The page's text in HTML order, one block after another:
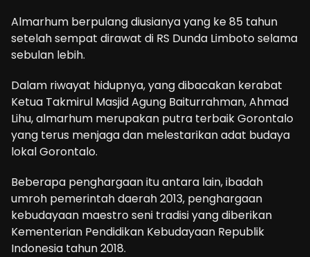
Almarhum berpulang diusianya yang ke 85 tahun
setelah sempat dirawat di RS Dunda Limboto selama
sebulan lebih.
Dalam riwayat hidupnya, yang dibacakan kerabat
Ketua Takmirul Masjid Agung Baiturrahman, Ahmad
Lihu, almarhum merupakan putra terbaik Gorontalo
yang terus menjaga dan melestarikan adat budaya
lokal Gorontalo.
Beberapa penghargaan itu antara lain, ibadah
umroh pemerintah daerah 2013, penghargaan
kebudayaan maestro seni tradisi yang diberikan
Kementerian Pendidikan Kebudayaan Republik
Indonesia tahun 2018.